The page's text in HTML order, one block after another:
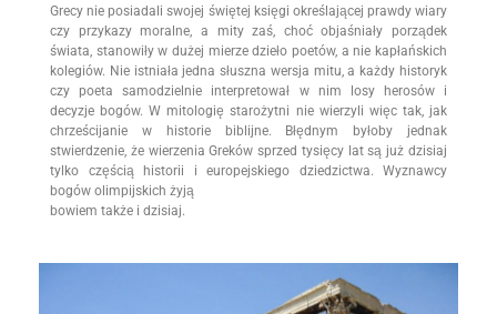
Grecy nie posiadali swojej świętej księgi określającej prawdy wiary
czy przykazy moralne, a mity zaś, choć objaśniały porządek
świata, stanowiły w dużej mierze dzieło poetów, a nie kapłańskich
kolegiów. Nie istniała jedna słuszna wersja mitu, a każdy historyk
czy poeta samodzielnie interpretował w nim losy herosów i
decyzje bogów. W mitologię starożytni nie wierzyli więc tak, jak
chrześcijanie w historie biblijne. Błędnym byłoby jednak
stwierdzenie, że wierzenia Greków sprzed tysięcy lat są już dzisiaj
tylko częścią historii i europejskiego dziedzictwa. Wyznawcy
bogów olimpijskich żyją
bowiem także i dzisiaj.